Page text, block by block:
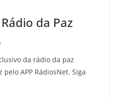
da Paz
da rádio da paz
APP RádiosNet. Siga